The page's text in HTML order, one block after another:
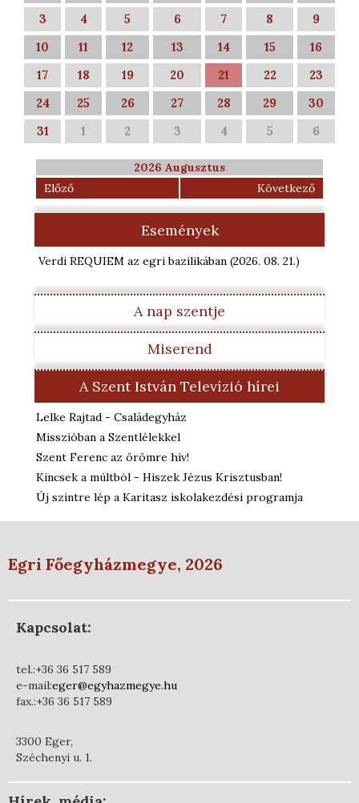
3
4 5 6 7 8
9
10
11 12 13 14 15
16
17
18 19 20 21 22
23
24
25 26 27 28 29
30
31
1 2 3 4 5 6
2026 Augusztus
Előző
Következő
Események
Verdi REQUIEM az egri bazilikában (2026. 08. 21.)
A nap szentje
Miserend
A Szent István Televízió hírei
Lelke Rajtad - Családegyház
Misszióban a Szentlélekkel
Szent Ferenc az örömre hív!
Kincsek a múltból - Hiszek Jézus Krisztusban!
Új szintre lép a Karitasz iskolakezdési programja
Egri Főegyházmegye, 2026
Kapcsolat:
tel.:+36 36 517 589
e-mail:eger@egyhazmegye.hu
fax.:+36 36 517 589
3300 Eger,
Széchenyi u. 1.